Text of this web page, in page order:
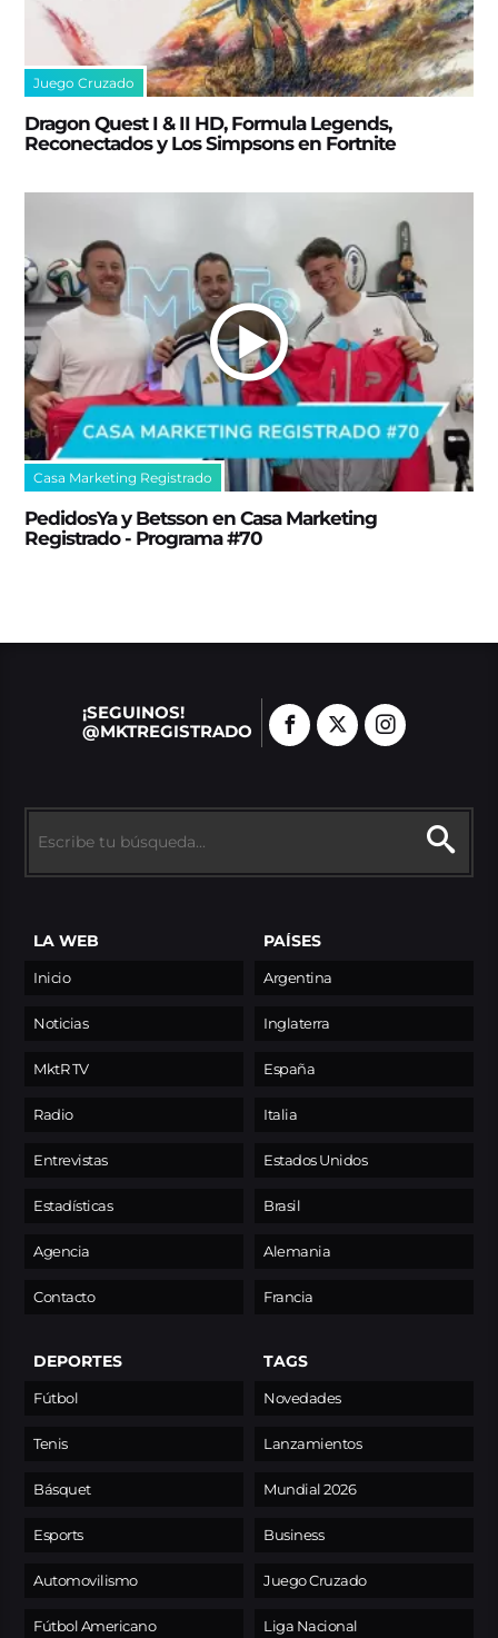
Juego Cruzado
Dragon Quest I & II HD, Formula Legends,
Reconectados y Los Simpsons en Fortnite
Casa Marketing Registrado
PedidosYa y Betsson en Casa Marketing
Registrado - Programa #70
¡SEGUINOS!
@MKTREGISTRADO
LA WEB
Inicio
Noticias
MktR TV
Radio
Entrevistas
Estadísticas
Agencia
Contacto
PAÍSES
Argentina
Inglaterra
España
Italia
Estados Unidos
Brasil
Alemania
Francia
DEPORTES
Fútbol
Tenis
Básquet
Esports
Automovilismo
Fútbol Americano
TAGS
Novedades
Lanzamientos
Mundial 2026
Business
Juego Cruzado
Liga Nacional